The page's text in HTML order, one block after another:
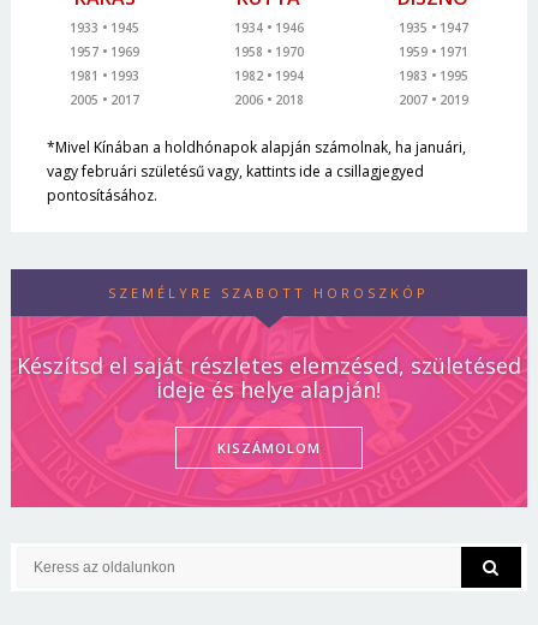
1933
1945
1957
1969
1981
1993
2005
2017
1934
1946
1958
1970
1982
1994
2006
2018
1935
1947
1959
1971
1983
1995
2007
2019
*Mivel Kínában a holdhónapok alapján számolnak, ha januári,
vagy februári születésű vagy, kattints ide a csillagjegyed
pontosításához.
SZEMÉLYRE SZABOTT HOROSZKÓP
Készítsd el saját részletes elemzésed, születésed
ideje és helye alapján!
KISZÁMOLOM